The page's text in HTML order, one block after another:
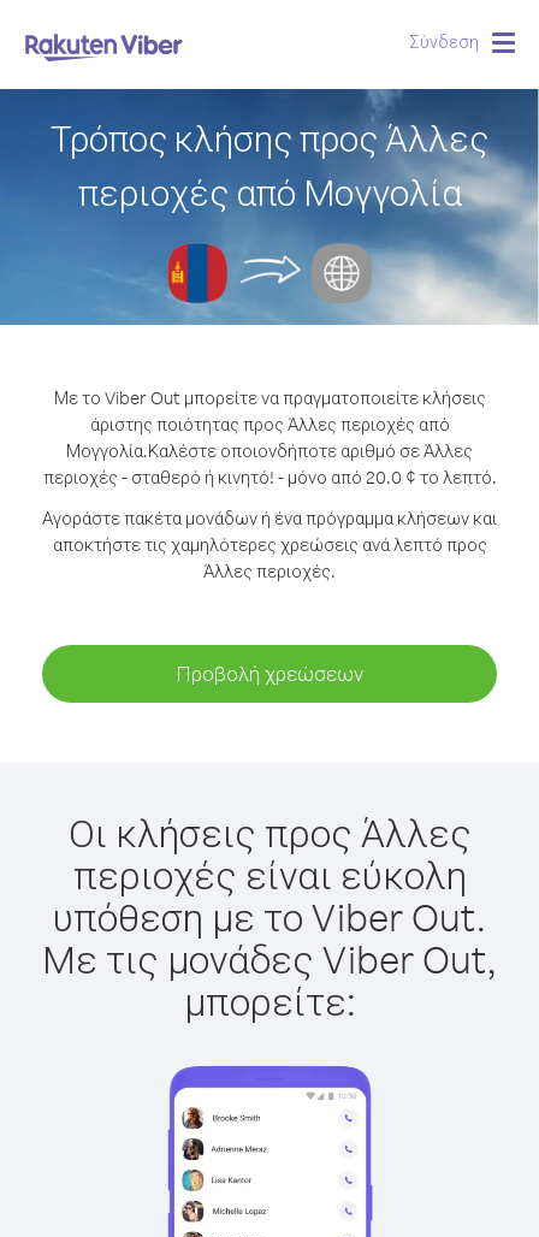
Σύνδεση
Τρόπος κλήσης προς Άλλες
περιοχές από Μογγολία
Με το Viber Out μπορείτε να πραγματοποιείτε κλήσεις
άριστης ποιότητας προς Άλλες περιοχές από
Μογγολία.Καλέστε οποιονδήποτε αριθμό σε Άλλες
περιοχές - σταθερό ή κινητό! - μόνο από 20.0 ¢ το λεπτό.
Αγοράστε πακέτα μονάδων ή ένα πρόγραμμα κλήσεων και
αποκτήστε τις χαμηλότερες χρεώσεις ανά λεπτό προς
Άλλες περιοχές.
Προβολή χρεώσεων
Οι κλήσεις προς Άλλες
περιοχές είναι εύκολη
υπόθεση με το Viber Out.
Με τις μονάδες Viber Out,
μπορείτε: